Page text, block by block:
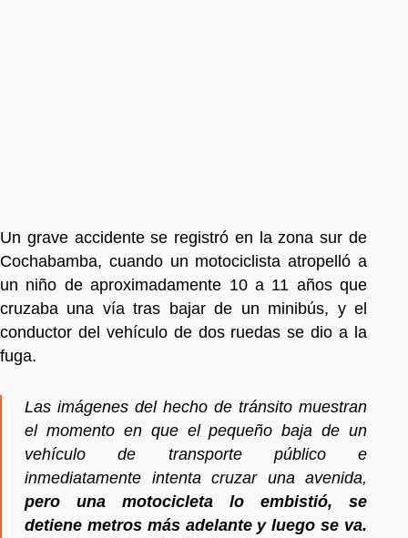
Un grave accidente se registró en la zona sur de
Cochabamba, cuando un motociclista atropelló a
un niño de aproximadamente 10 a 11 años que
cruzaba una vía tras bajar de un minibús, y el
conductor del vehículo de dos ruedas se dio a la
fuga.
Las imágenes del hecho de tránsito muestran
el momento en que el pequeño baja de un
vehículo de transporte público e
inmediatamente intenta cruzar una avenida,
pero una motocicleta lo embistió, se
detiene metros más adelante y luego se va.